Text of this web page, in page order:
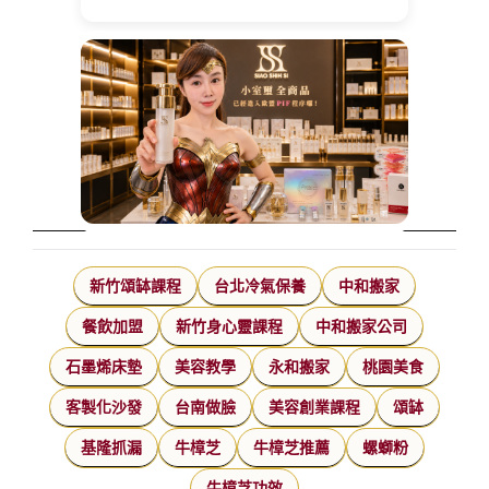
新竹頌缽課程 台北冷氣保養 中和搬家
餐飲加盟 新竹身心靈課程 中和搬家公司
石墨烯床墊 美容教學 永和搬家 桃園美食
客製化沙發 台南做臉 美容創業課程 頌缽
基隆抓漏 牛樟芝 牛樟芝推薦 螺螄粉